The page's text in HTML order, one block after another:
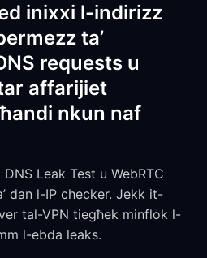
inixxi l-indirizz
ta’
requests u
affarijiet
nkun naf
Leak Test u WebRTC
dan l-IP checker. Jekk it-
tal-VPN tiegħek minflok l-
l-ebda leaks.